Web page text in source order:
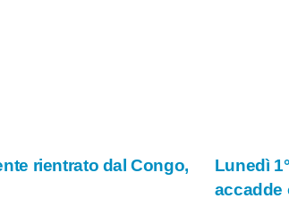
Lunedì
accadde
rientrato dal Congo,